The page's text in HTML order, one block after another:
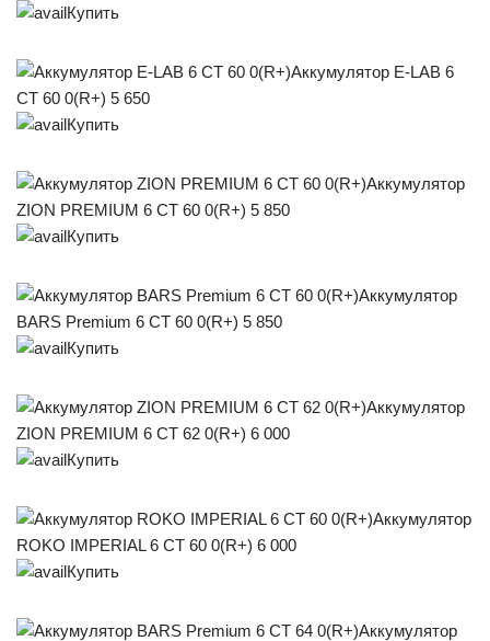
Купить
Аккумулятор E-LAB 6
СТ 60 0(R+) 5 650
Купить
Аккумулятор
ZION PREMIUM 6 СТ 60 0(R+) 5 850
Купить
Аккумулятор
BARS Premium 6 СТ 60 0(R+) 5 850
Купить
Аккумулятор
ZION PREMIUM 6 СТ 62 0(R+) 6 000
Купить
Аккумулятор
ROKO IMPERIAL 6 СТ 60 0(R+) 6 000
Купить
Аккумулятор